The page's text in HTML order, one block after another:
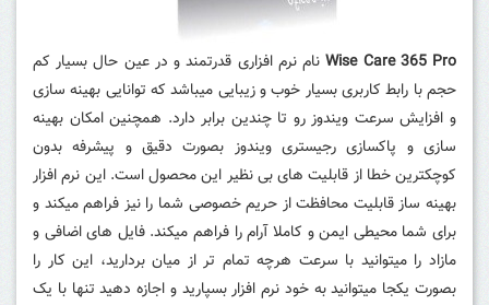
Wise Care 365 Proنام نرم افزاری قدرتمند و در عین حال بسیار کم
حجم با رابط کاربری بسیار خوب و زیبایی میباشد که توانایی بهینه سازی
و افزایش سرعت ویندوز رو تا چندین برابر دارد. همچنین امکان بهینه
سازی و پاکسازی رجیستری ویندوز بصورت دقیق و پیشرفه بدون
کوچکترین خطا از قابلیت های بی نظیر این محصول است. این نرم افزار
بهینه ساز قابلیت محافظت از حریم خصوصی شما را نیز فراهم میکند و
برای شما محیطی ایمن و کاملا آرام را فراهم میکند. فایل های اضافی و
مازاد را میتوانید با سرعت هرچه تمام تر از میان بردارید، این کار را
بصورت یکجا میتوانید به خود نرم افزار بسپارید و اجازه دهید تنها با یک